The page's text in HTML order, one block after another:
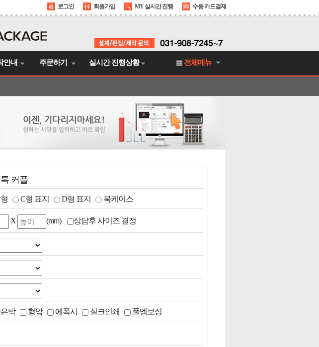
로그인 회원가입 MY 실시간 진행 수동 카드결제
전체메뉴
안내 주문하기 실시간 진행상황
커플
C형 표지 D형 표지 북케이스
X (mm) 상담후 사이즈 결정
박 형압 에폭시 실크인쇄 풀엠보싱